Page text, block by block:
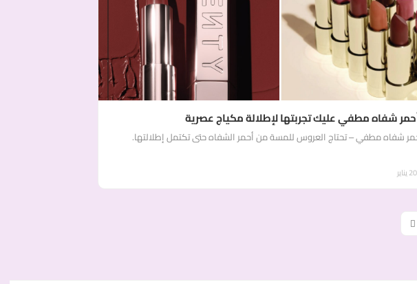
شفاه مطفي عليك تجربتها لإطلالة مكياج عصرية
شفاه مطفي – تحتاج العروس للمسة من أحمر الشفاه حتى تكتمل إطلالتها.